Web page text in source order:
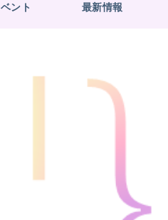
ント 最新情報